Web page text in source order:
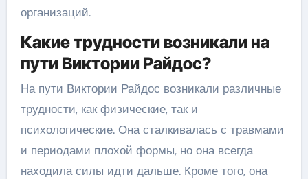
организаций.
Какие трудности возникали на
пути Виктории Райдос?
На пути Виктории Райдос возникали различные
трудности, как физические, так и
психологические. Она сталкивалась с травмами
и периодами плохой формы, но она всегда
находила силы идти дальше. Кроме того, она